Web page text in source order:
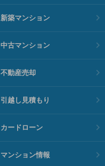
新築マンション
中古マンション
不動産売却
引越し見積もり
カードローン
マンション情報